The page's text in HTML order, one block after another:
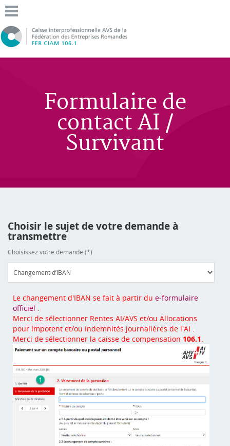
Formulaire de
contact AI /
Survivant
Choisir le sujet de votre demande à
transmettre
Choisissez votre demande (*)
Le changement d'IBAN se fait à partir du e-formulaire
officiel .
Merci de sélectionner Rentes AI/AVS et/ou Allocations
pour impotent et/ou Indemnités journalières de l'AI .
Merci de sélectionner la caisse de compensation 106.1.